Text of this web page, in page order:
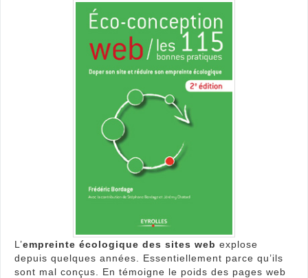
L’empreinte écologique des sites web explose
depuis quelques années. Essentiellement parce qu’ils
sont mal conçus. En témoigne le poids des pages web